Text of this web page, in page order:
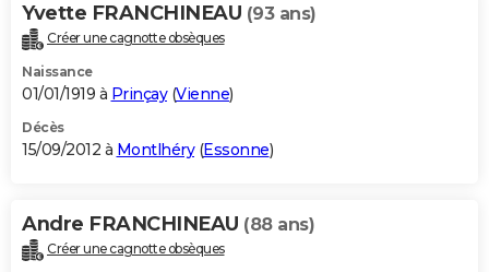
Yvette FRANCHINEAU (93 ans)
Créer une cagnotte obsèques
Naissance
01/01/1919 à Prinçay(Vienne)
Décès
15/09/2012 à Montlhéry(Essonne)
Andre FRANCHINEAU (88 ans)
Créer une cagnotte obsèques